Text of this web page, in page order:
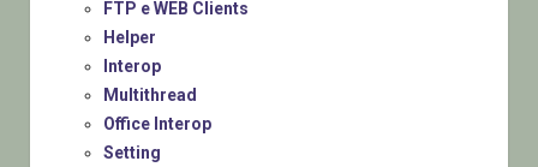
FTP e WEB Clients
Helper
Interop
Multithread
Office Interop
Setting